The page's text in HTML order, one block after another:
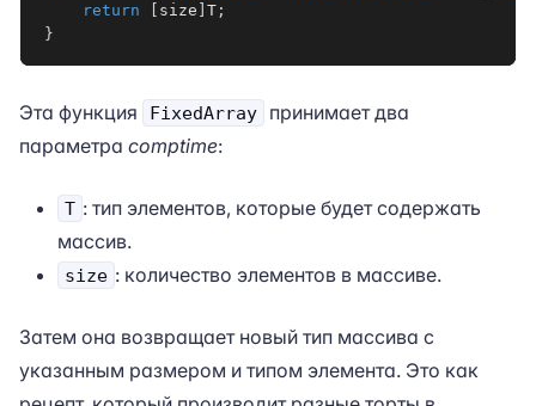
return
size T ;
}
Эта функция FixedArray
принимает два
параметра comptime:
T : тип элементов, которые будет содержать
массив.
size : количество элементов в массиве.
Затем она возвращает новый тип массива с
указанным размером и типом элемента. Это как